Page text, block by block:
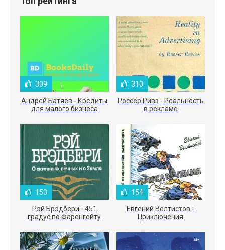
309
Андрей Батяев - Кредиты
для малого бизнеса
310
Россер Ривз - Реальность
в рекламе
153
Рэй Брэдбери - 451
градус по Фаренгейту
154
Евгений Велтистов -
Приключения
Электроника